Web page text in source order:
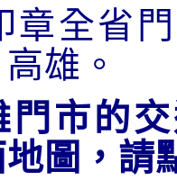
章全省
雄。
市的
圖，請